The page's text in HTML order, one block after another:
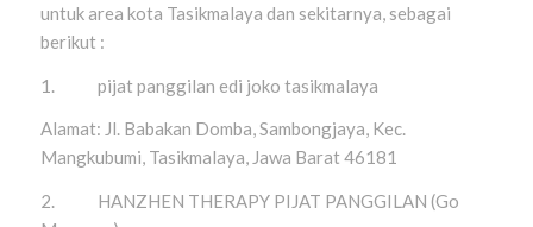
untuk area kota Tasikmalaya dan sekitarnya, sebagai
berikut :
1. pijat panggilan edi joko tasikmalaya
Alamat: Jl. Babakan Domba, Sambongjaya, Kec.
Mangkubumi, Tasikmalaya, Jawa Barat 46181
2. HANZHEN THERAPY PIJAT PANGGILAN (Go